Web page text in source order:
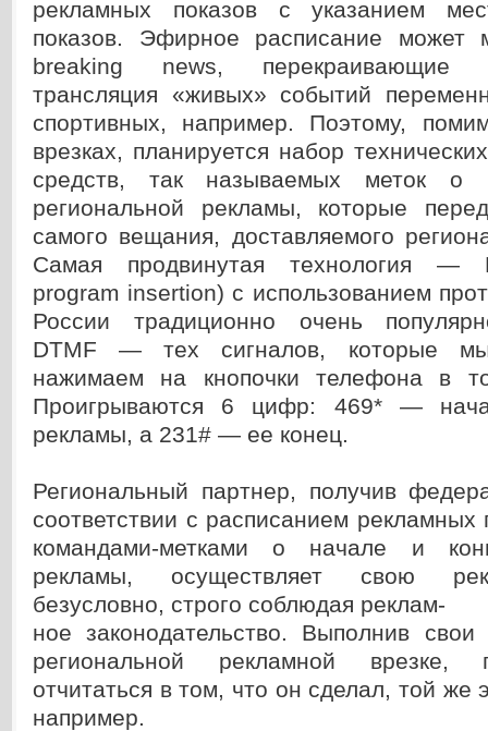
рекламных показов с указанием
показов. Эфирное расписание может
breaking news, перекраивающие
трансляция «живых» событий
спортивных, например. Поэтому,
врезках, планируется набор
средств, так называемых меток о
региональной рекламы, которые
самого вещания, доставляемого
Самая продвинутая технология —
program insertion) с использованием
России традиционно очень
DTMF — тех сигналов, которые
нажимаем на кнопочки телефона в
Проигрываются 6 цифр: 469* —
рекламы, а 231# — ее конец.
Региональный партнер, получив
соответствии с расписанием рекламных
командами-метками о начале и
рекламы, осуществляет свою
безусловно, строго соблюдая реклам-
ное законодательство. Выполнив свои
региональной рекламной врезке,
отчитаться в том, что он сделал, той же
например.